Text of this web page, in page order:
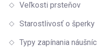
Veľkosti prsteňov
Starostlivosť o šperky
Typy zapínania náušníc